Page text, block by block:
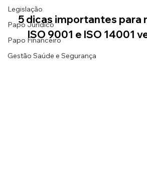
Legislação
Papo Jurídico
Papo Financeiro
Gestão Saúde e Segurança
5 dicas importantes para
ISO 9001 e ISO 14001